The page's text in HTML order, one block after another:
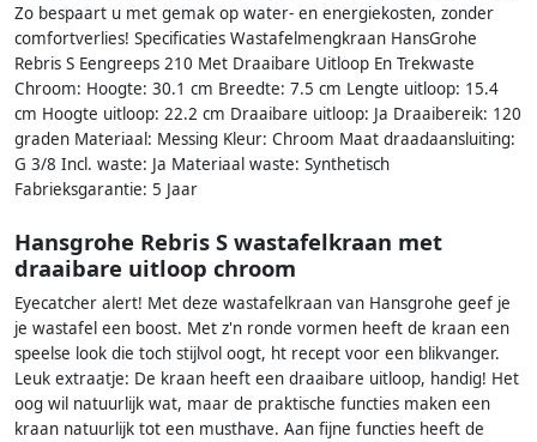
Zo bespaart u met gemak op water- en energiekosten, zonder
comfortverlies! Specificaties Wastafelmengkraan HansGrohe
Rebris S Eengreeps 210 Met Draaibare Uitloop En Trekwaste
Chroom: Hoogte: 30.1 cm Breedte: 7.5 cm Lengte uitloop: 15.4
cm Hoogte uitloop: 22.2 cm Draaibare uitloop: Ja Draaibereik: 120
graden Materiaal: Messing Kleur: Chroom Maat draadaansluiting:
G 3/8 Incl. waste: Ja Materiaal waste: Synthetisch
Fabrieksgarantie: 5 Jaar
Hansgrohe Rebris S wastafelkraan met
draaibare uitloop chroom
Eyecatcher alert! Met deze wastafelkraan van Hansgrohe geef je
je wastafel een boost. Met z'n ronde vormen heeft de kraan een
speelse look die toch stijlvol oogt, ht recept voor een blikvanger.
Leuk extraatje: De kraan heeft een draaibare uitloop, handig! Het
oog wil natuurlijk wat, maar de praktische functies maken een
kraan natuurlijk tot een musthave. Aan fijne functies heeft de